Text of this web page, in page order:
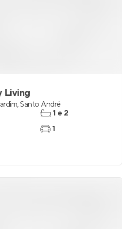
Living
,Santo André
1 e 2
1